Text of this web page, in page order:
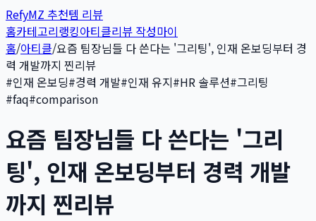
RefyMZ 추천템 리뷰
홈카테고리랭킹아티클리뷰 작성마이
홈/아티클/요즘 팀장님들 다 쓴다는 '그리팅', 인재 온보딩부터 경
력 개발까지 찐리뷰
#인재 온보딩#경력 개발#인재 유지#HR 솔루션#그리팅
#faq#comparison
요즘 팀장님들 다 쓴다는 '그리
팅', 인재 온보딩부터 경력 개발
까지 찐리뷰